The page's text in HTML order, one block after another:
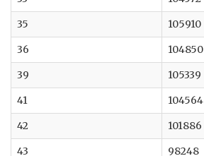
35
105910
36
104850
39
105339
41
104564
42
101886
43
98248